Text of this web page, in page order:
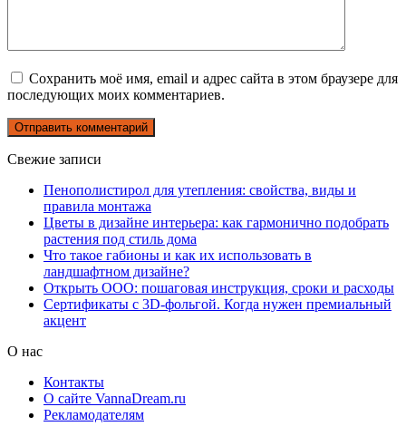
Сохранить моё имя, email и адрес сайта в этом браузере для
последующих моих комментариев.
Свежие записи
Пенополистирол для утепления: свойства, виды и
правила монтажа
Цветы в дизайне интерьера: как гармонично подобрать
растения под стиль дома
Что такое габионы и как их использовать в
ландшафтном дизайне?
Открыть ООО: пошаговая инструкция, сроки и расходы
Сертификаты с 3D-фольгой. Когда нужен премиальный
акцент
О нас
Контакты
О сайте VannaDream.ru
Рекламодателям